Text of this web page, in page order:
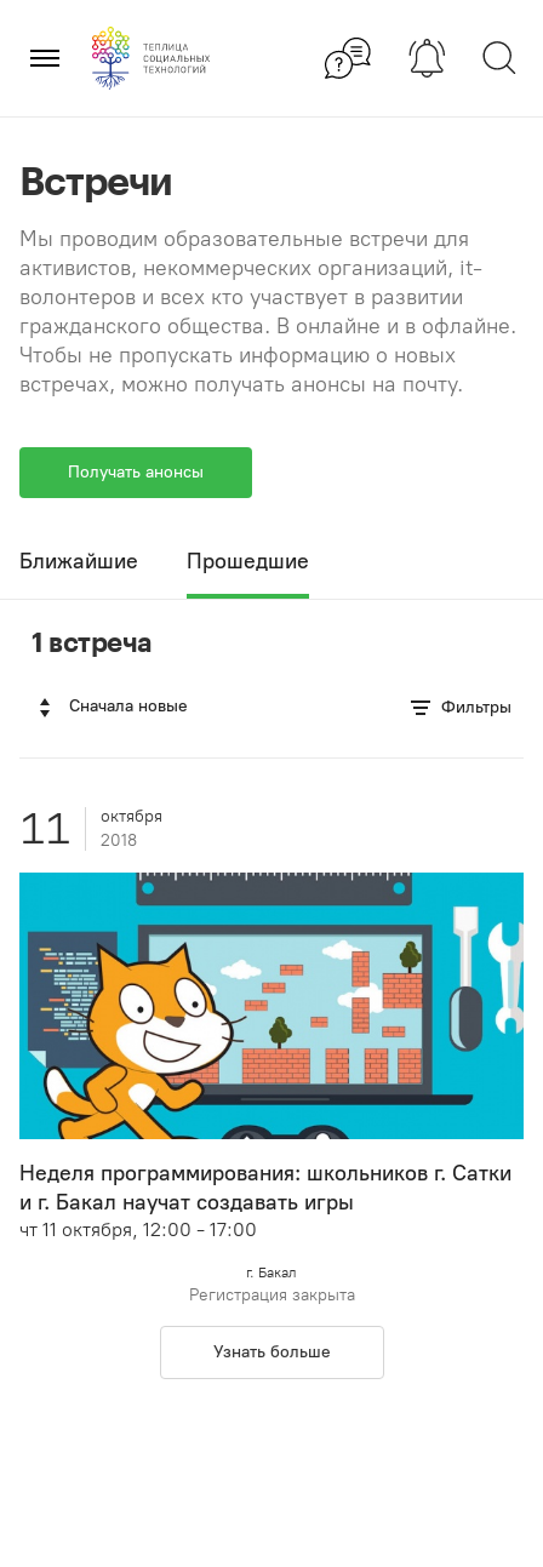
содержанию
×
Встречи
Мы проводим образовательные встречи для
активистов, некоммерческих организаций, it-
волонтеров и всех кто участвует в развитии
гражданского общества. В онлайне и в офлайне.
Чтобы не пропускать информацию о новых
встречах, можно получать анонсы на почту.
Получать анонсы
Ближайшие Прошедшие
1 встреча
Сначала новые Фильтры
11
октября
2018
Неделя программирования: школьников г. Сатки
и г. Бакал научат создавать игры
чт 11 октября, 12:00 - 17:00
г. Бакал
Регистрация закрыта
Узнать больше